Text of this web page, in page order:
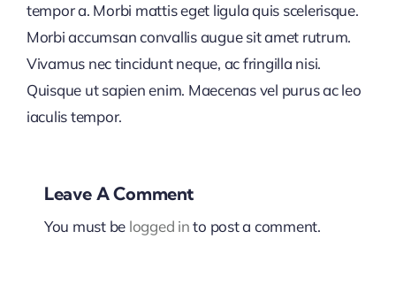
tempor a. Morbi mattis eget ligula quis scelerisque.
Morbi accumsan convallis augue sit amet rutrum.
Vivamus nec tincidunt neque, ac fringilla nisi.
Quisque ut sapien enim. Maecenas vel purus ac leo
iaculis tempor.
Leave A Comment
You must be logged into post a comment.